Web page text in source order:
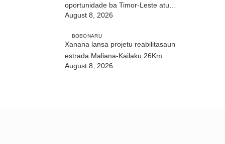
oportunidade ba Timor-Leste atu
aselera transformasaun ekonómika
August 8, 2026
BOBONARU
Xanana lansa projetu reabilitasaun
estrada Maliana-Kailaku 26Km
August 8, 2026